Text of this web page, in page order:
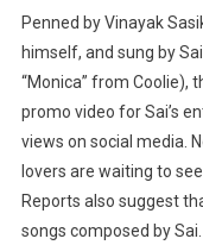
Penned by Vinayak
himself, and sung by
“Monica” from Coolie),
promo video for Sai’s
views on social media.
lovers are waiting to
Reports also suggest
songs composed by Sai.